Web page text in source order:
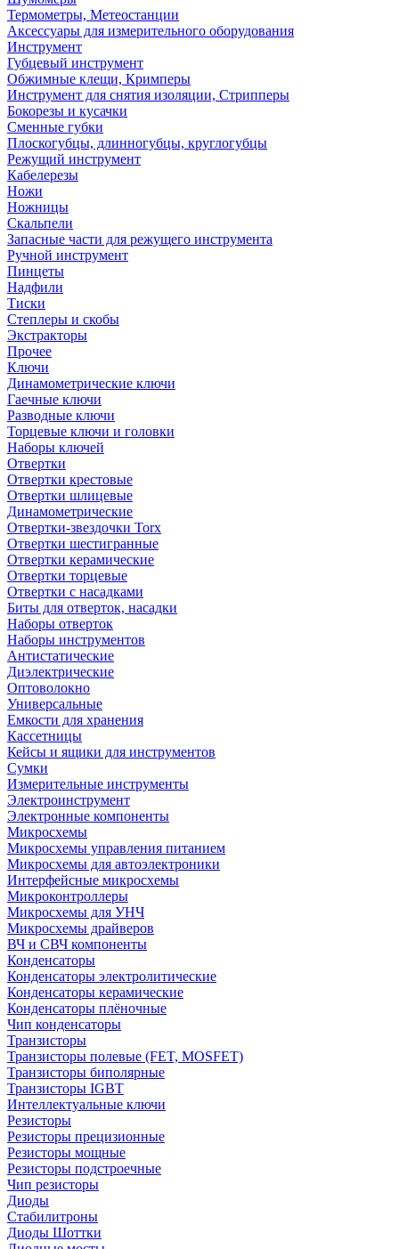
Термометры, Метеостанции
Аксессуары для измерительного оборудования
Инструмент
Губцевый инструмент
Обжимные клещи, Кримперы
Инструмент для снятия изоляции, Стрипперы
Бокорезы и кусачки
Сменные губки
Плоскогубцы, длинногубцы, круглогубцы
Режущий инструмент
Кабелерезы
Ножи
Ножницы
Скальпели
Запасные части для режущего инструмента
Ручной инструмент
Пинцеты
Надфили
Тиски
Степлеры и скобы
Экстракторы
Прочее
Ключи
Динамометрические ключи
Гаечные ключи
Разводные ключи
Торцевые ключи и головки
Наборы ключей
Отвертки
Отвертки крестовые
Отвертки шлицевые
Динамометрические
Отвертки-звездочки Torx
Отвертки шестигранные
Отвертки керамические
Отвертки торцевые
Отвертки с насадками
Биты для отверток, насадки
Наборы отверток
Наборы инструментов
Антистатические
Диэлектрические
Оптоволокно
Универсальные
Емкости для хранения
Кассетницы
Кейсы и ящики для инструментов
Сумки
Измерительные инструменты
Электроинструмент
Электронные компоненты
Микросхемы
Микросхемы управления питанием
Микросхемы для автоэлектроники
Интерфейсные микросхемы
Микроконтроллеры
Микросхемы для УНЧ
Микросхемы драйверов
ВЧ и СВЧ компоненты
Конденсаторы
Конденсаторы электролитические
Конденсаторы керамические
Конденсаторы плёночные
Чип конденсаторы
Транзисторы
Транзисторы полевые (FET, MOSFET)
Транзисторы биполярные
Транзисторы IGBT
Интеллектуальные ключи
Резисторы
Резисторы прецизионные
Резисторы мощные
Резисторы подстроечные
Чип резисторы
Диоды
Стабилитроны
Диоды Шоттки